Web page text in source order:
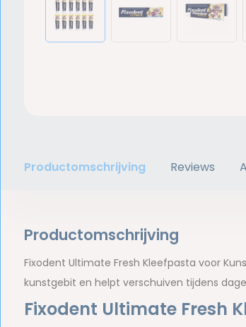
Productomschrijving Reviews
Productomschrijving
Fixodent Ultimate Fresh Kleefpasta voor
kunstgebit en helpt verschuiven tijdens
Fixodent Ultimate Fresh